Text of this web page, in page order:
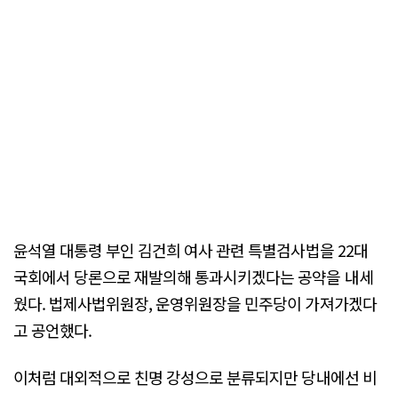
윤석열 대통령 부인 김건희 여사 관련 특별검사법을 22대
국회에서 당론으로 재발의해 통과시키겠다는 공약을 내세
웠다. 법제사법위원장, 운영위원장을 민주당이 가져가겠다
고 공언했다.
이처럼 대외적으로 친명 강성으로 분류되지만 당내에선 비